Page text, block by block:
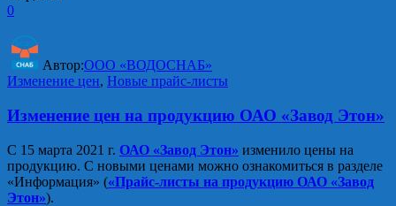
0
Автор:ООО «ВОДОСНАБ»
Изменение цен, Новые прайс-листы
Изменение цен на продукцию ОАО «Завод Этон»
С 15 марта 2021 г. ОАО «Завод Этон» изменило цены на
продукцию. С новыми ценами можно ознакомиться в разделе
«Информация» («Прайс-листы на продукцию ОАО «Завод
Этон»).